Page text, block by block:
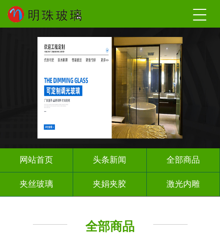
网站首页 头条新闻 全部商品
夹丝玻璃 夹娟夹胶 激光内雕
全部商品